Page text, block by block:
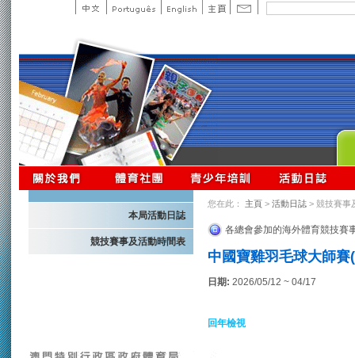
本局活動日誌
競技賽事及活動時間表
您在此： 主頁 > 活動日誌 > 競技賽事
各總會參加的海外體育競技賽
中國寶雞羽毛球大師賽
日期: 2026/05/12 ~ 04/17
回年檢視